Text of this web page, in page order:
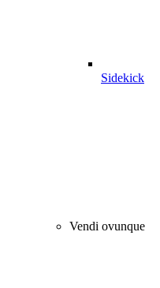
Sidekick
Vendi ovunque